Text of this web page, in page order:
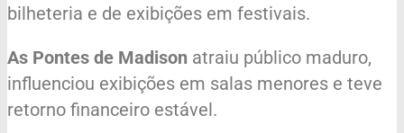
bilheteria e de exibições em festivais.
As Pontes de Madison atraiu público maduro,
influenciou exibições em salas menores e teve
retorno financeiro estável.